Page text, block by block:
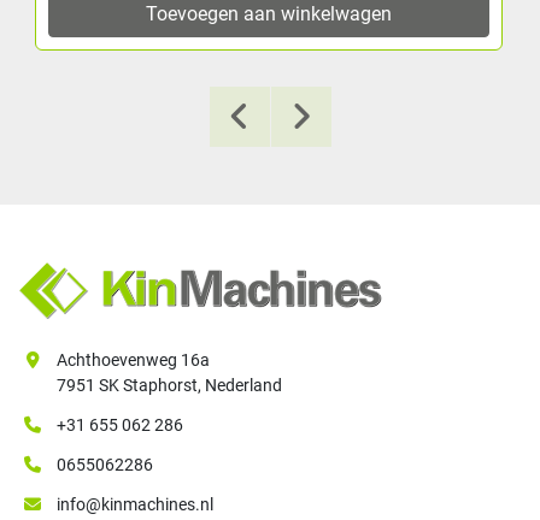
Toevoegen aan winkelwagen
Achthoevenweg 16a
7951 SK Staphorst, Nederland
+31 655 062 286
0655062286
info@kinmachines.nl